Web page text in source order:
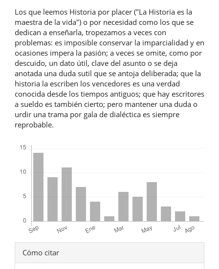
Los que leemos Historia por placer ("La Historia es la
maestra de la vida") o por necesidad como los que se
dedican a enseñarla, tropezamos a veces con
problemas: es imposible conservar la imparcialidad y en
ocasiones impera la pasión; a veces se omite, como por
descuido, un dato útil, clave del asunto o se deja
anotada una duda sutil que se antoja deliberada; que la
historia la escriben los vencedores es una verdad
conocida desde los tiempos antiguos; que hay escritores
a sueldo es también cierto; pero mantener una duda o
urdir una trama por gala de dialéctica es siempre
reprobable.
Detalles
Cómo citar